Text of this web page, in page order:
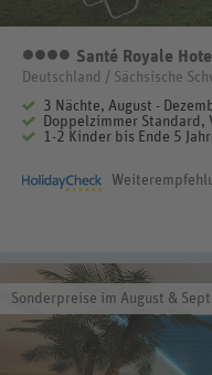
4Santé Royale Hotel-
Deutschland / Sächsische
3 Nächte, August -
Doppelzimmer Standard,
1-2 Kinder bis Ende 5
Sonderpreise im August &